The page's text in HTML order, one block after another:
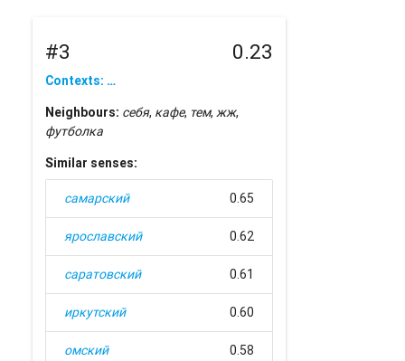
#3 0.23
Contexts: …
Neighbours: себя, кафе, тем,жж,
футболка
Similar senses:
самарский 0.65
ярославский 0.62
саратовский 0.61
иркутский 0.60
омский 0.58